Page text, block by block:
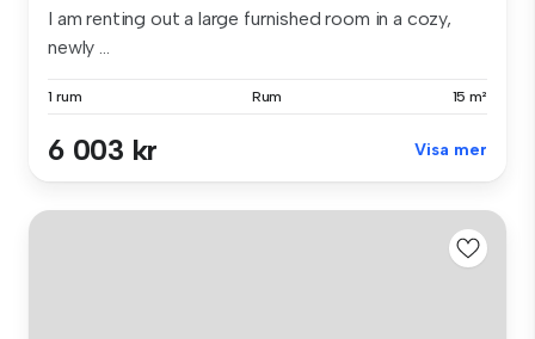
I am renting out a large furnished room in a cozy,
newly ...
1 rum Rum 15 m²
6 003 kr Visa mer